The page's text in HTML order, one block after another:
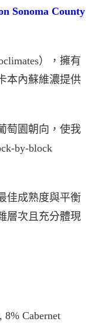
Sonoma County
），擁有
本內蘇維濃提供
萄園朝向，使我
by-block
佳成熟度與平衡
層次且充分體現
8% Cabernet